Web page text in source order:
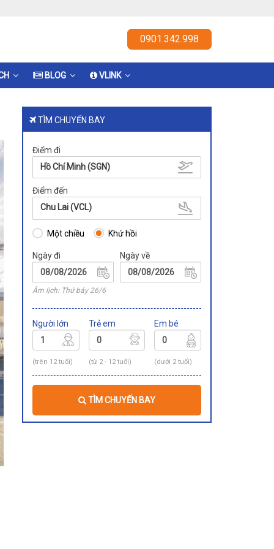
0901.342.998
BLOG VLINK
TÌM CHUYẾN BAY
Điểm đi
Hồ Chí Minh (SGN)
Điểm đến
Chu Lai (VCL)
Một chiều Khứ hồi
Ngày đi
Âm lịch: Thứ bảy 26/6
Ngày về
Người lớn
(trên 12 tuổi)
Trẻ em
(từ 2 - 12 tuổi)
Em bé
(dưới 2 tuổi)
TÌM CHUYẾN BAY